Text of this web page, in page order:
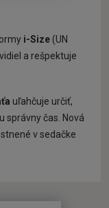
i-Size (UN
a rešpektuje
uľahčuje určiť,
správny čas. Nová
v sedačke